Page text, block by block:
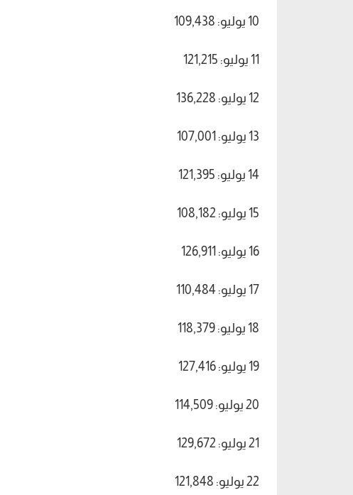
10 يوليو: 109,438
11 يوليو: 121,215
12 يوليو: 136,228
13 يوليو: 107,001
14 يوليو: 121,395
15 يوليو: 108,182
16 يوليو: 126,911
17 يوليو: 110,484
18 يوليو: 118,379
19 يوليو: 127,416
20 يوليو: 114,509
21 يوليو: 129,672
22 يوليو: 121,848